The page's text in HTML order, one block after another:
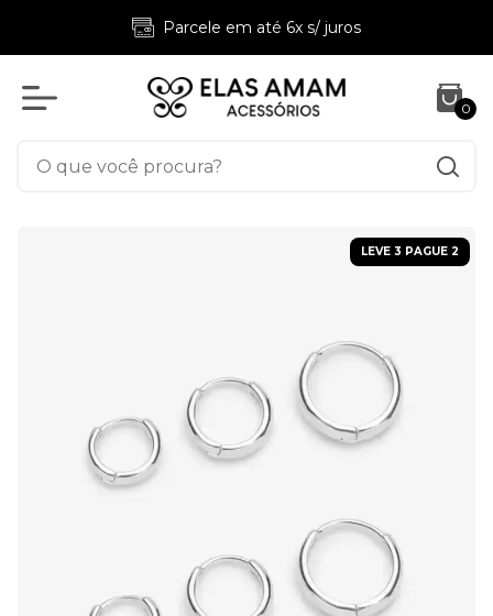
Frete fixo 9,90 p/ pedidos a partir de R$169
para Sudeste, Sul e DF)
0
LEVE 3 PAGUE 2